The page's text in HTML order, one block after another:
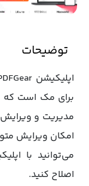
توضیحات
مدیریت و ویرایش
امکان ویرایش
اصلاح کنید.